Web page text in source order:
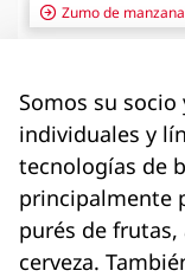
Zumo de manzana
Somos su
individuales y
tecnologías de
principalmente
purés de
cerveza.